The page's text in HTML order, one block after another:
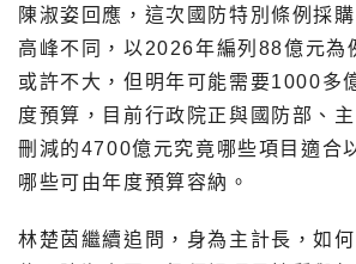
陳淑姿回應，這次國防特別條例採
高峰不同，以2026年編列88億元為
或許不大，但明年可能需要1000多
度預算，目前行政院正與國防部、
刪減的4700億元究竟哪些項目適合
哪些可由年度預算容納。
林楚茵繼續追問，身為主計長，如